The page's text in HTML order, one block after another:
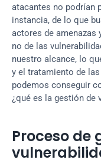
atacantes no podrían
instancia, de lo que
actores de amenazas
no de las
nuestro alcance, lo
y el tratamiento de
podemos conseguir
¿qué es la gestión de
Proceso de